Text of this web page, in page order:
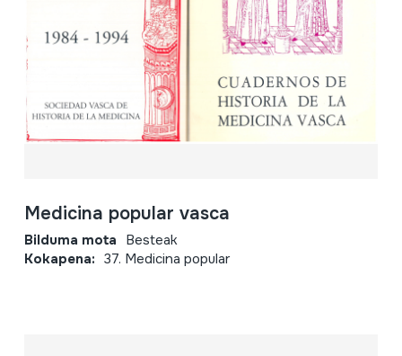
Medicina popular vasca
Bilduma mota Besteak
Kokapena: 37. Medicina popular